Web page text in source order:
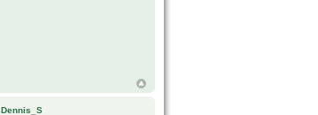
Dennis_S